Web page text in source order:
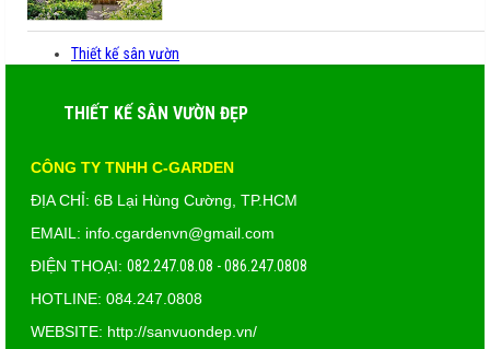
Thiết kế sân vườn
THIẾT KẾ SÂN VƯỜN ĐẸP
CÔNG TY TNHH C-GARDEN
ĐỊA CHỈ: 6B Lại Hùng Cường, TP.HCM
EMAIL: info.cgardenvn@gmail.com
ĐIỆN THOẠI: 082.247.08.08 - 086.247.0808
HOTLINE: 084.247.0808
WEBSITE: http://sanvuondep.vn/